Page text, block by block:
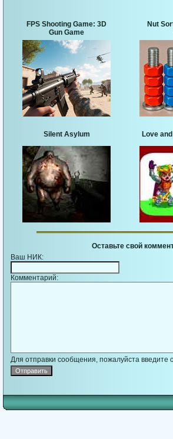
FPS Shooting Game: 3D
Gun Game
Nut
Silent Asylum Love
Оставьте свой
Ваш НИК:
Комментарий:
Для отправки сообщения, пожалуйста введите